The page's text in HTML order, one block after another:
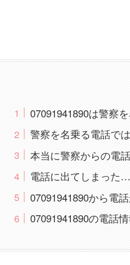
07091941890は警察
警察を名乗る電話で
本当に警察からの電
電話に出てしまった
07091941890から電
07091941890の電話